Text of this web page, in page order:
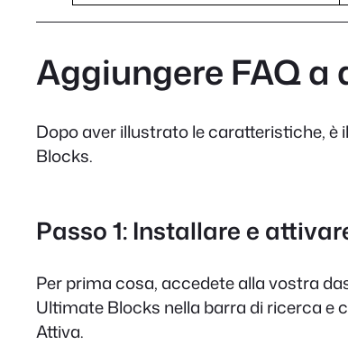
Aggiungere FAQ
Dopo aver illustrato le caratteristiche,
Blocks.
Passo 1: Installare e
Per prima cosa, accedete alla vostra
Ultimate Blocks nella barra di ricerca e
Attiva.